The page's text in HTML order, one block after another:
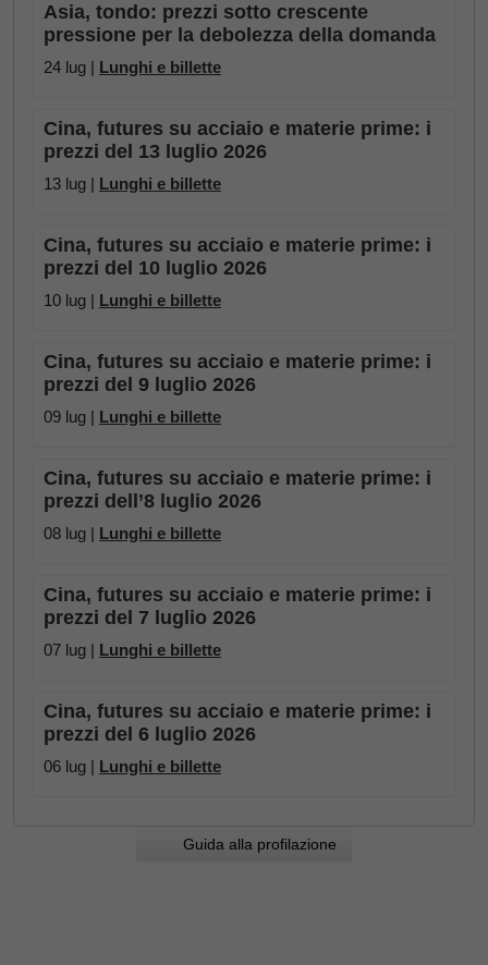
Asia, tondo: prezzi sotto crescente
pressione per la debolezza della domanda
24 lug | Lunghi e billette
Cina, futures su acciaio e materie prime: i
prezzi del 13 luglio 2026
13 lug | Lunghi e billette
Cina, futures su acciaio e materie prime: i
prezzi del 10 luglio 2026
10 lug | Lunghi e billette
Cina, futures su acciaio e materie prime: i
prezzi del 9 luglio 2026
09 lug | Lunghi e billette
Cina, futures su acciaio e materie prime: i
prezzi dell’8 luglio 2026
08 lug | Lunghi e billette
Cina, futures su acciaio e materie prime: i
prezzi del 7 luglio 2026
07 lug | Lunghi e billette
Cina, futures su acciaio e materie prime: i
prezzi del 6 luglio 2026
06 lug | Lunghi e billette
Guida alla profilazione